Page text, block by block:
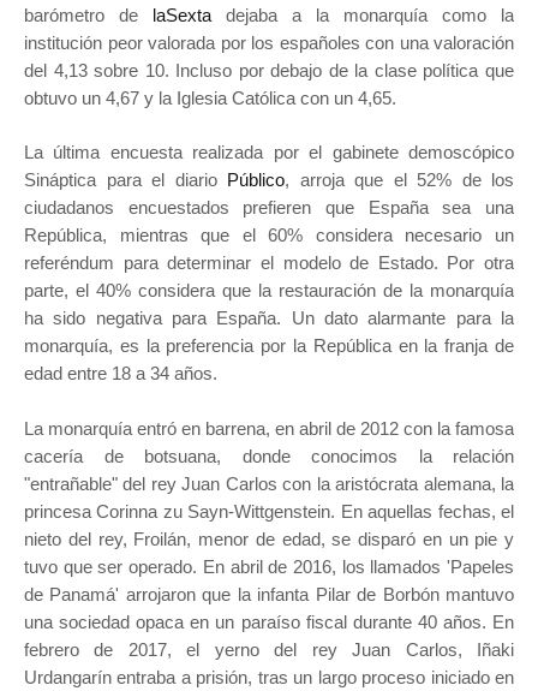
barómetro de laSexta dejaba a la monarquía como la
institución peor valorada por los españoles con una valoración
del 4,13 sobre 10. Incluso por debajo de la clase política que
obtuvo un 4,67 y la Iglesia Católica con un 4,65.
La última encuesta realizada por el gabinete demoscópico
Sináptica para el diario Público, arroja que el 52% de los
ciudadanos encuestados prefieren que España sea una
República, mientras que el 60% considera necesario un
referéndum para determinar el modelo de Estado. Por otra
parte, el 40% considera que la restauración de la monarquía
ha sido negativa para España. Un dato alarmante para la
monarquía, es la preferencia por la República en la franja de
edad entre 18 a 34 años.
La monarquía entró en barrena, en abril de 2012 con la famosa
cacería de botsuana, donde conocimos la relación
"entrañable" del rey Juan Carlos con la aristócrata alemana, la
princesa Corinna zu Sayn-Wittgenstein. En aquellas fechas, el
nieto del rey, Froilán, menor de edad, se disparó en un pie y
tuvo que ser operado. En abril de 2016, los llamados 'Papeles
de Panamá' arrojaron que la infanta Pilar de Borbón mantuvo
una sociedad opaca en un paraíso fiscal durante 40 años. En
febrero de 2017, el yerno del rey Juan Carlos, Iñaki
Urdangarín entraba a prisión, tras un largo proceso iniciado en